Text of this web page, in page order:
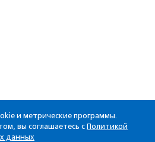
и метрические программы.
вы соглашаетесь с Политикой
данных